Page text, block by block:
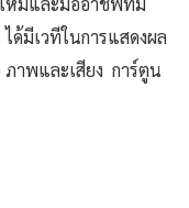
ด้มีเวทีในการแสดงผล
าพและเสียง การ์ตูน